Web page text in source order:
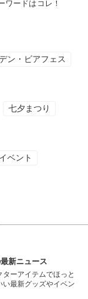
ワードはコレ！
ン・ビアフェス
七夕まつり
ベント
新ニュース
ーアイテムでほっと
い最新グッズやイベン